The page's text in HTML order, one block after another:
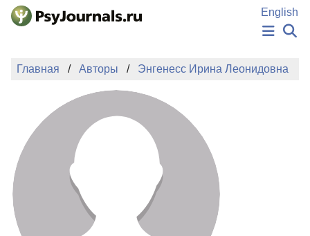
Перейти к основному содержанию
English
НОВОСТИ
АВТОРЫ
ПОДАТЬ РУКОПИСЬ
БАЗА ЗНАНИЙ
КЛЮЧЕВЫЕ СЛОВА
Регистрация
Главная Авторы Энгенесс Ирина Леонидовна